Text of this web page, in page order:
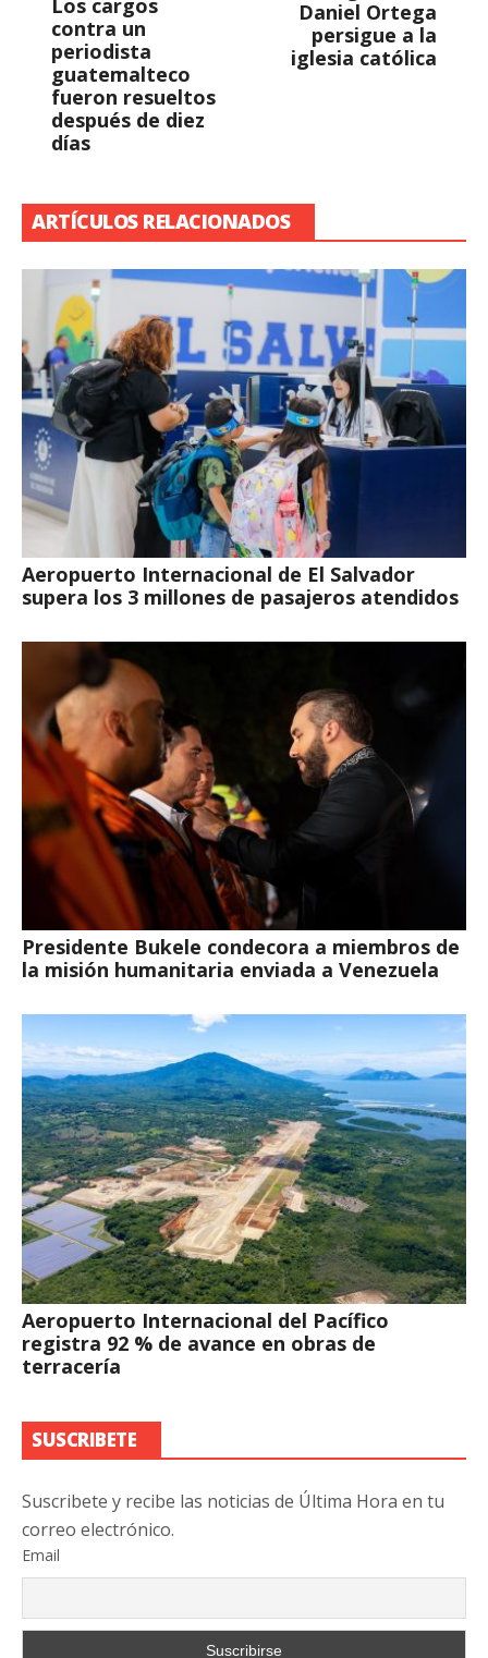
Los cargos
contra un
periodista
guatemalteco
fueron resueltos
después de diez
días
Daniel Ortega
persigue a la
iglesia católica
ARTÍCULOS RELACIONADOS
Aeropuerto Internacional de El Salvador
supera los 3 millones de pasajeros atendidos
Presidente Bukele condecora a miembros de
la misión humanitaria enviada a Venezuela
Aeropuerto Internacional del Pacífico
registra 92 % de avance en obras de
terracería
SUSCRIBETE
Suscribete y recibe las noticias de Última Hora en tu
correo electrónico.
Email